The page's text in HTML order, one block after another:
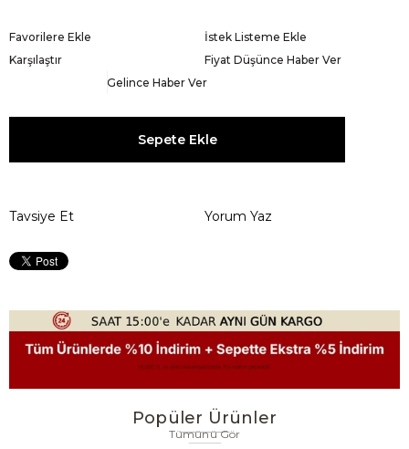
Favorilere Ekle
İstek Listeme Ekle
Karşılaştır
Fiyat Düşünce Haber Ver
Gelince Haber Ver
Tavsiye Et Yorum Yaz
Popüler Ürünler
Tümünü Gör